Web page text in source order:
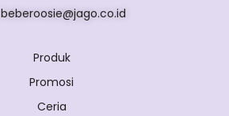
beberoosie@jago.co.id
Produk
Promosi
Ceria